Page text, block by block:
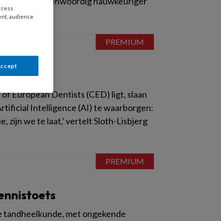
European Dentists (CED) ligt, slaan
Intelligence (AI) te waarborgen:
zijn we te laat,' vertelt Sloth-Lisbjerg
met ongekende
audience